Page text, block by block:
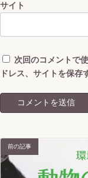
サイト
次回のコメントで
ドレス、サイトを保存
前の記事